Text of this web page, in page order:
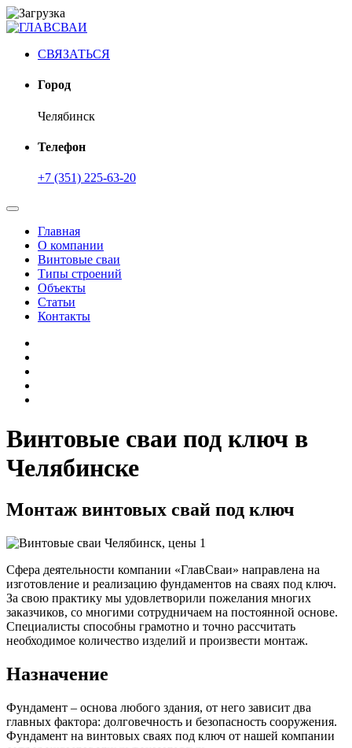
СВЯЗАТЬСЯ
Город
Челябинск
Телефон
+7 (351) 225-63-20
Главная
О компании
Винтовые сваи
Типы строений
Объекты
Статьи
Контакты
Винтовые сваи под ключ в
Челябинске
Монтаж винтовых свай под ключ
Сфера деятельности компании «ГлавСваи» направлена на
изготовление и реализацию фундаментов на сваях под ключ.
За свою практику мы удовлетворили пожелания многих
заказчиков, со многими сотрудничаем на постоянной основе.
Специалисты способны грамотно и точно рассчитать
необходимое количество изделий и произвести монтаж.
Назначение
Фундамент – основа любого здания, от него зависит два
главных фактора: долговечность и безопасность сооружения.
Фундамент на винтовых сваях под ключ от нашей компании